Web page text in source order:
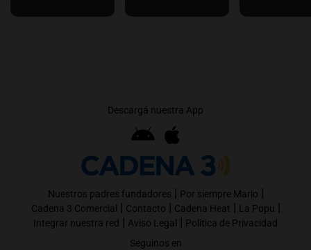
Descargá nuestra App
Nuestros padres fundadores | Por siempre Mario |
Cadena 3 Comercial | Contacto | Cadena Heat | La Popu |
Integrar nuestra red | Aviso Legal | Política de Privacidad
Seguinos en